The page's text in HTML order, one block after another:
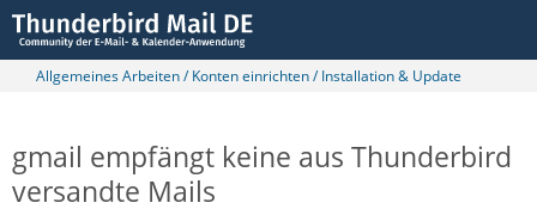
Allgemeines Arbeiten / Konten einrichten / Installation & Update
gmail empfängt keine aus Thunderbird
versandte Mails